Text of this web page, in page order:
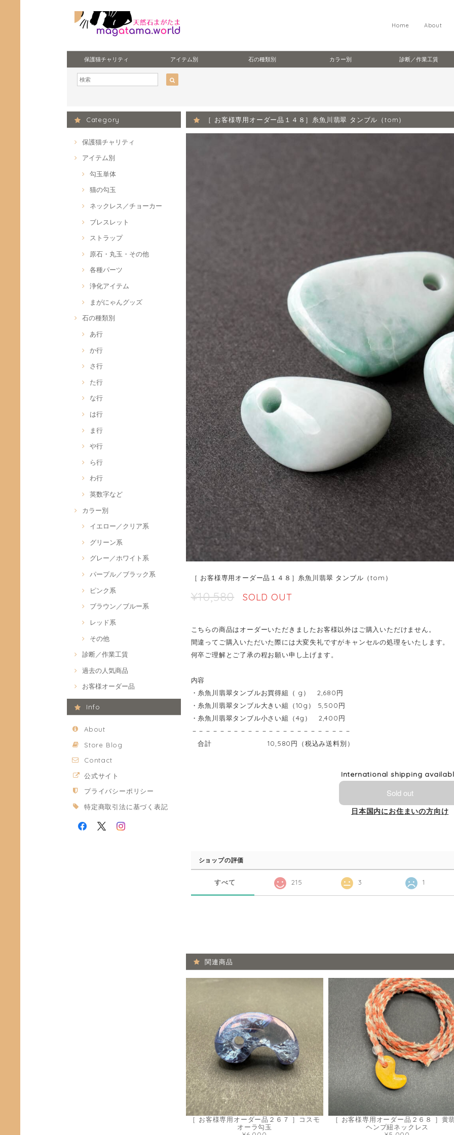
About
Home
保護猫チャリティ アイテム別 石の種類別 カラー別 診断／作業工賃
Category
保護猫チャリティ
アイテム別
勾玉単体
猫の勾玉
ネックレス／チョーカー
ブレスレット
ストラップ
原石・丸玉・その他
各種パーツ
浄化アイテム
まがにゃんグッズ
石の種類別
あ行
か行
さ行
た行
な行
は行
ま行
や行
ら行
わ行
英数字など
カラー別
イエロー／クリア系
グリーン系
グレー／ホワイト系
パープル／ブラック系
ピンク系
ブラウン／ブルー系
レッド系
その他
診断／作業工賃
過去の人気商品
お客様オーダー品
Info
About
Store Blog
Contact
公式サイト
プライバシーポリシー
特定商取引法に基づく表記
［ お客様専用オーダー品１４８］糸魚川翡翠 タンブル（tom）
［ お客様専用オーダー品１４８］糸魚川翡翠 タンブル（tom）
¥10,580 SOLD OUT
こちらの商品はオーダーいただきましたお客様以外はご購入いただけません。
間違ってご購入いただいた際には大変失礼ですがキャンセルの処理をいたします。
何卒ご理解とご了承の程お願い申し上げます。
内容
・糸魚川翡翠タンブルお買得組（ g） 2,680円
・糸魚川翡翠タンブル大きい組（10g） 5,500円
・糸魚川翡翠タンブル小さい組（4g） 2,400円
－－－－－－－－－－－－－－－－－－－－－－－
合計 10,580円（税込み送料別）
International shipping
Sold out
日本国内にお住まいの方向け
ショップの評価
すべて 215 3 1
関連商品
［ お客様専用オーダー品２６７ ］コスモ
オーラ勾玉
［ お客様専用オーダー品２６８ ］黄
ヘンプ紐ネックレス